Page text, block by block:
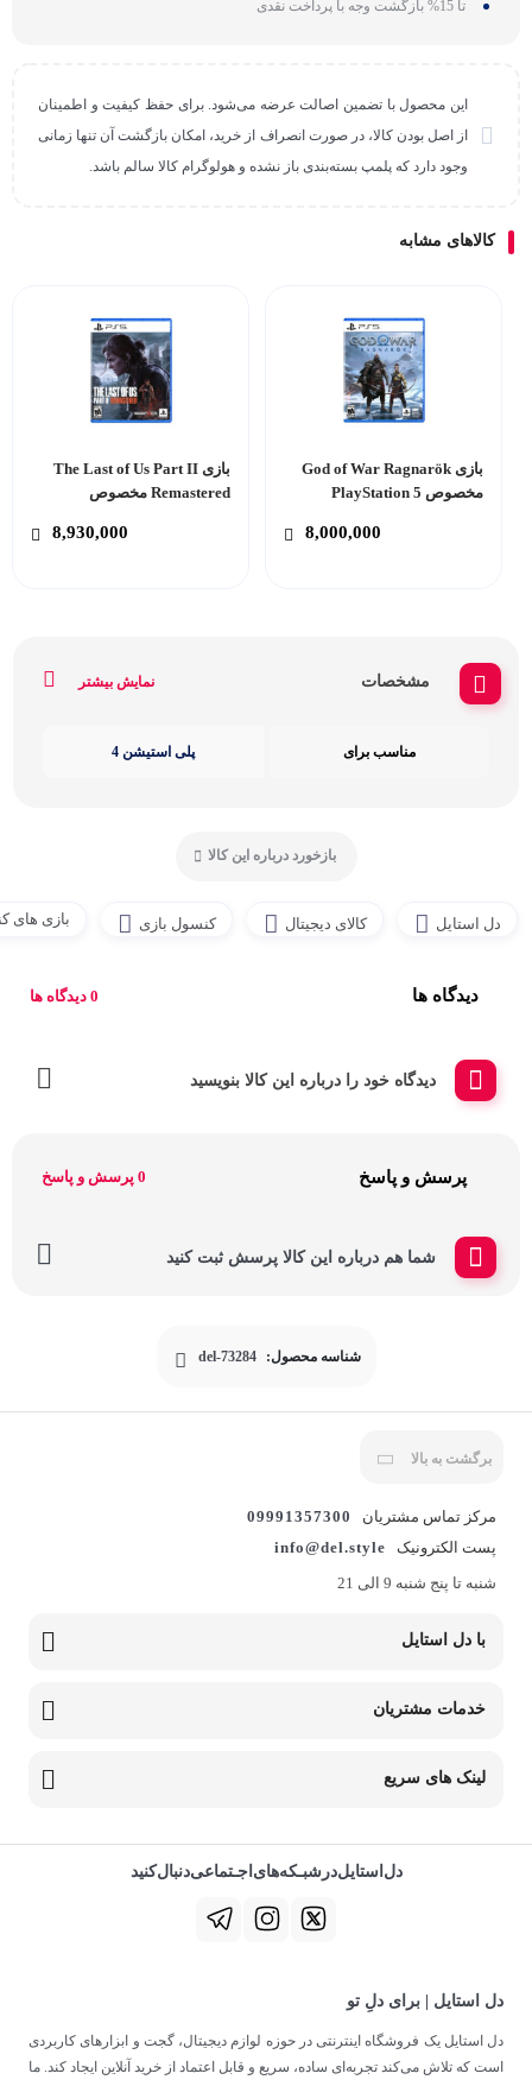
تا 15% بازگشت وجه با پرداخت نقدی
این محصول با تضمین اصالت عرضه می‌شود. برای حفظ کیفیت و اطمینان
از اصل بودن کالا، در صورت انصراف از خرید، امکان بازگشت آن تنها زمانی
وجود دارد که پلمپ بسته‌بندی باز نشده و هولوگرام کالا سالم باشد.
کالاهای مشابه
بازی God of War Ragnarök
مخصوص PlayStation 5
8,000,000
بازی The Last of Us Part II
Remastered مخصوص
8,930,000
مشخصات نمایش بیشتر
مناسب برای پلی استیشن 4
بازخورد درباره این کالا
دل استایل کالای دیجیتال کنسول بازی بازی های
دیدگاه ها 0 دیدگاه ها
دیدگاه خود را درباره این کالا بنویسید
پرسش و پاسخ 0 پرسش و پاسخ
شما هم درباره این کالا پرسش ثبت کنید
شناسه محصول: del-73284
برگشت به بالا
مرکز تماس مشتریان
09991357300
پست الکترونیک
info@del.style
شنبه تا پنج شنبه 9 الی 21
با دل استایل
خدمات مشتریان
لینک های سریع
دل‌استایل‌در‌‌شبـکه‌های‌اجـتماعی‌دنبال‌کنید
دل استایل | برای دلِ تو
دل استایل یک فروشگاه اینترنتی در حوزه لوازم دیجیتال، گجت و ابزارهای کاربردی
است که تلاش می‌کند تجربه‌ای ساده، سریع و قابل اعتماد از خرید آنلاین ایجاد کند. ما